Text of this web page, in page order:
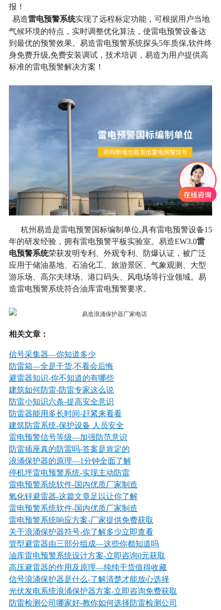
报！
易造雷电预警系统实现了远程标定功能，可根据用户当地
气候环境的特点，实时调整优化算法，使雷电预警设备达
到最优的预警效果。易造雷电预警系统探头5年质保,软件终
身免费升级,免费安装调试，技术培训，易造为用户提供高
标准的雷电预警解决方案！
杭州易造是雷电预警国标编制单位,具有雷电预警设备15
年的研发经验，拥有雷电预警平板实验室。易造EW3.0雷
电预警系统荣获发明专利、外观专利、防爆认证，被广泛
应用于储油基地、石油化工、旅游景区、气象观测、大型
游乐场、高尔夫球场、港口码头、风电场等行业领域。易
造雷电预警系统符合油库雷电预警要求。
相关文章：
信号采集器—你知道多少
防雷箱—全是干货,不看会后悔
避雷器知识-你不知道的有哪些
建筑如何防雷-防雷专家这么说
防雷小知识六条-提高安全意识
防雷器能用多长时间 -赶紧来看看
建筑防雷系统-保护设备 人员安全
雷电预警信号等级—加强防范意识
防雷插座真的防雷吗-答案是肯定的
浪涌保护器的原理—1分钟全面了解
停机坪雷电预警系统-实现主动防雷
雷电预警系统软件-国内优质厂家制造
氧化锌避雷器-这篇文章足以让你了解
雷电预警系统软件-国内优质厂家制造
雷电预警系统响应方案-厂家提供免费获取
关于浪涌保护器符号-你了解多少立即查看
管型避雷器由三部分组成—这些你都知道吗
油库雷电预警系统设计方案-立即咨询0元获取
高压避雷器的作用及原理—纯纯干货值得收藏
信号浪涌保护器是什么-了解清楚才能放心选择
光伏发电系统浪涌保护器方案-立即咨询免费获取
防雷检测公司哪家好-教你如何选择防雷检测公司